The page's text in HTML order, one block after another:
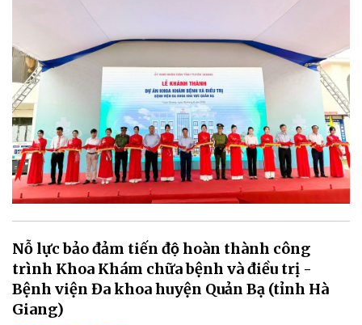
Nỗ lực bảo đảm tiến độ hoàn thành công
trình Khoa Khám chữa bệnh và điều trị -
Bệnh viện Đa khoa huyện Quản Bạ (tỉnh Hà
Giang)